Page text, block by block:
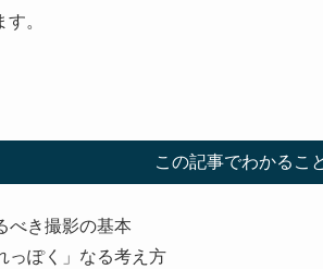
。
この記事でわかるこ
べき撮影の基本
っぽく」なる考え方